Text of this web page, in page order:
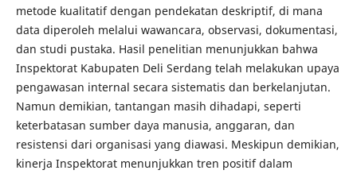
metode kualitatif dengan pendekatan deskriptif, di mana
data diperoleh melalui wawancara, observasi, dokumentasi,
dan studi pustaka. Hasil penelitian menunjukkan bahwa
Inspektorat Kabupaten Deli Serdang telah melakukan upaya
pengawasan internal secara sistematis dan berkelanjutan.
Namun demikian, tantangan masih dihadapi, seperti
keterbatasan sumber daya manusia, anggaran, dan
resistensi dari organisasi yang diawasi. Meskipun demikian,
kinerja Inspektorat menunjukkan tren positif dalam